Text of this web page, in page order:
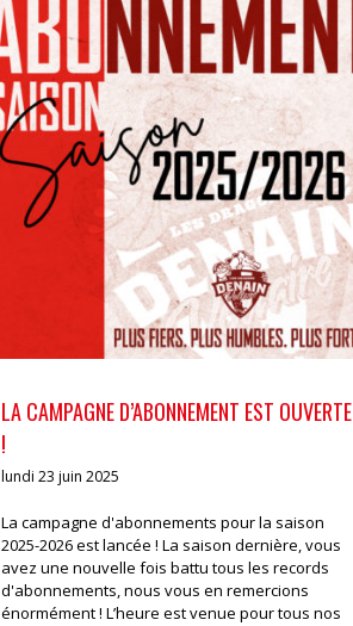
LA CAMPAGNE D’ABONNEMENT EST OUVERTE !
actualités
LA CAMPAGNE D’ABONNEMENT EST OUVERTE
!
lundi 23 juin 2025
La campagne d'abonnements pour la saison
2025-2026 est lancée ! La saison dernière, vous
avez une nouvelle fois battu tous les records
d'abonnements, nous vous en remercions
énormément ! L’heure est venue pour tous nos